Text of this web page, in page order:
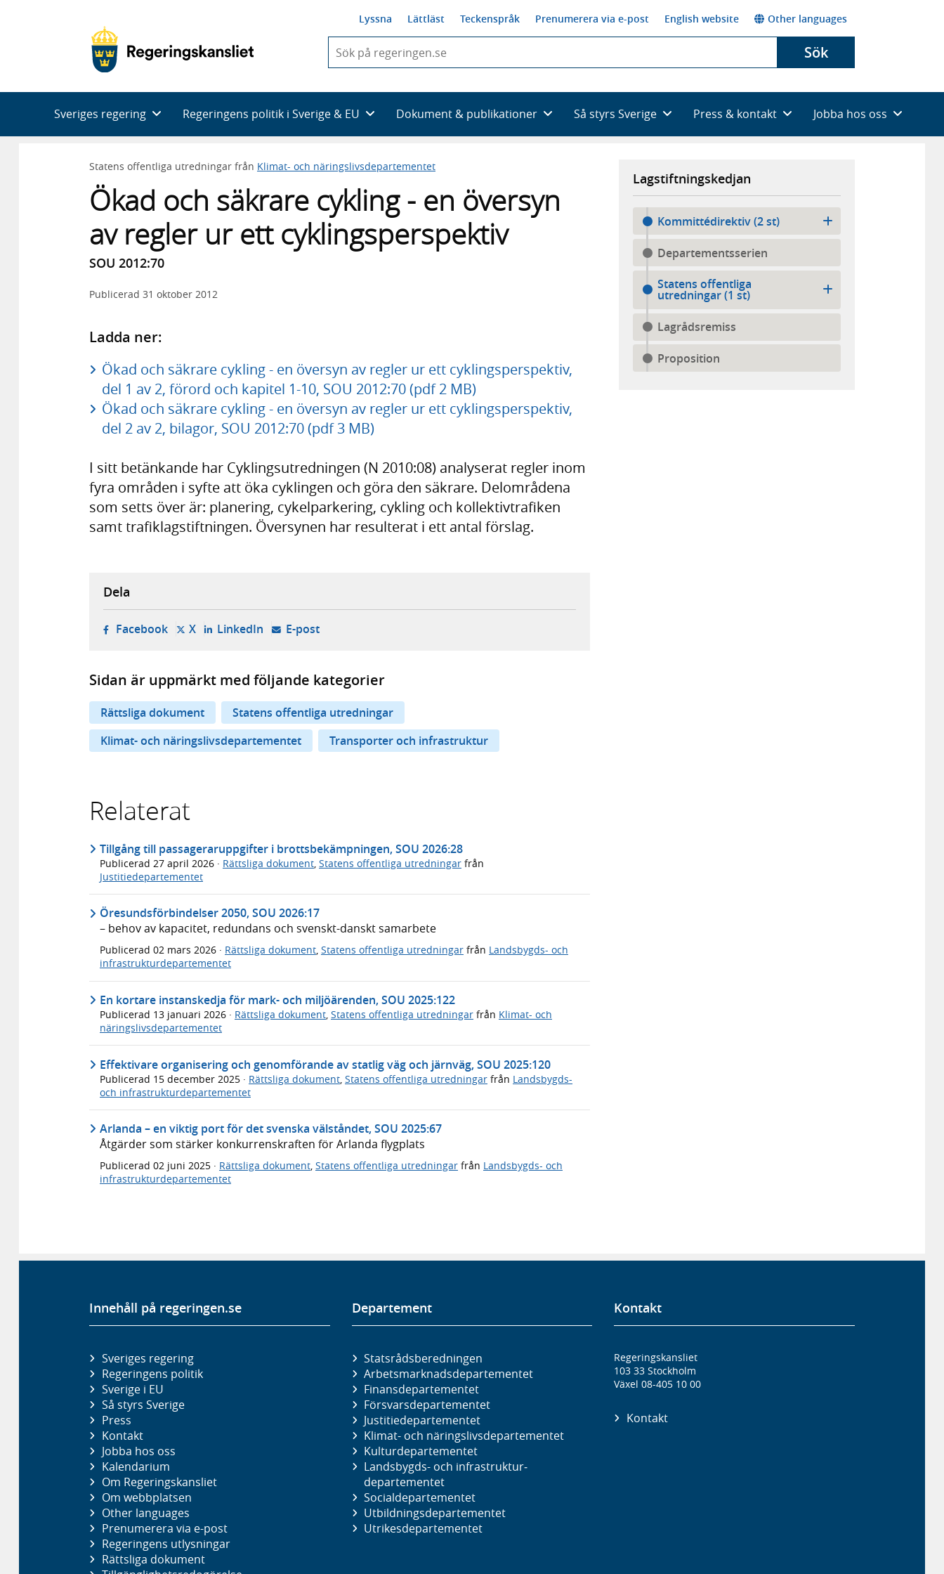
Lyssna Lättläst Teckenspråk Prenumerera via e-post English website Other languages
du
skriva
framträder
en
med
Sök
Sveriges regering Regeringens politik i Sverige & EU Dokument & publikationer Så styrs Sverige Press & kontakt Jobba hos oss
Statens offentliga utredningar från Klimat- och näringslivsdepartementet
Ökad och säkrare cykling - en översyn
av regler ur ett cyklingsperspektiv
SOU 2012:70
Publicerad 31 oktober 2012
Ladda ner:
Ökad och säkrare cykling - en översyn av regler ur ett cyklingsperspektiv,
del 1 av 2, förord och kapitel 1-10, SOU 2012:70 (pdf 2 MB)
Ökad och säkrare cykling - en översyn av regler ur ett cyklingsperspektiv,
del 2 av 2, bilagor, SOU 2012:70 (pdf 3 MB)
I sitt betänkande har Cyklingsutredningen (N 2010:08) analyserat regler inom
fyra områden i syfte att öka cyklingen och göra den säkrare. Delområdena
som setts över är: planering, cykelparkering, cykling och kollektivtrafiken
samt trafiklagstiftningen. Översynen har resulterat i ett antal förslag.
Lagstiftningskedjan
Kommittédirektiv (2 st)
Departementsserien
Statens offentliga
utredningar (1 st)
Lagrådsremiss
Proposition
Dela
Facebook- öppnas i ny flik, extern webbplats,
X- öppnas i ny flik, extern webbplats,
LinkedIn- öppnas i ny flik, extern webbplats,
E-post- öppnar din e-postklient,
Sidan är uppmärkt med följande kategorier
Rättsliga dokument
Statens offentliga utredningar
Klimat- och näringslivsdepartementet
Transporter och infrastruktur
Relaterat
Tillgång till passageraruppgifter i brottsbekämpningen, SOU 2026:28
Publicerad 27 april 2026 · Rättsliga dokument Statens offentliga utredningar från
Justitiedepartementet
Öresundsförbindelser 2050, SOU 2026:17
– behov av kapacitet, redundans och svenskt-danskt samarbete
Publicerad 02 mars 2026 · Rättsliga dokument, Statens offentliga utredningar från Landsbygds- och
infrastrukturdepartementet
En kortare instanskedja för mark- och miljöärenden, SOU 2025:122
Publicerad 13 januari 2026 · Rättsliga dokument, Statens offentliga utredningar från Klimat- och
näringslivsdepartementet
Effektivare organisering och genomförande av statlig väg och järnväg, SOU 2025:120
Publicerad 15 december 2025 · Rättsliga dokument Statens offentliga utredningar från Landsbygds-
och infrastrukturdepartementet
Arlanda – en viktig port för det svenska välståndet, SOU 2025:67
Åtgärder som stärker konkurrenskraften för Arlanda flygplats
Publicerad 02 juni 2025 · Rättsliga dokument, Statens offentliga utredningar från Landsbygds- och
infrastrukturdepartementet
Innehåll på regeringen.se
Sveriges regering
Regeringens politik
Sverige i EU
Så styrs Sverige
Press
Kontakt
Jobba hos oss
Kalendarium
Om Regeringskansliet
Om webbplatsen
Other languages
Prenumerera via e-post
Regeringens utlysningar
Rättsliga dokument
Departement
Statsrådsberedningen
Arbetsmarknads­departementet
Finans­departementet
Försvars­departementet
Justitie­departementet
Klimat- och näringslivs­departementet
Kultur­departementet
Landsbygds- och infrastruktur­
departementet
Social­departementet
Utbildnings­departementet
Utrikes­departementet
Kontakt
Regeringskansliet
103 33 Stockholm
Växel 08-405 10 00
Kontakt